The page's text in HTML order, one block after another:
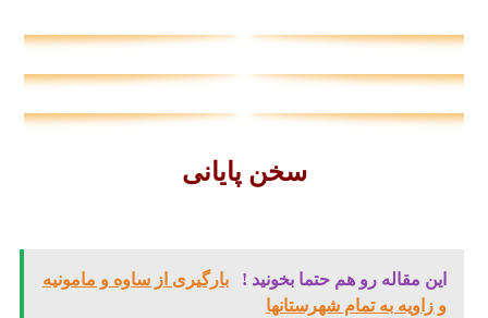
سخن پایانی
این مقاله رو هم حتما بخونید !
بارگیری از ساوه و مامونیه
و زاویه به تمام شهرستانها